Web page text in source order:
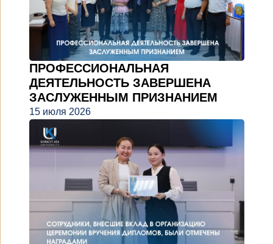
ПРОФЕССИОНАЛЬНАЯ
ДЕЯТЕЛЬНОСТЬ ЗАВЕРШЕНА
ЗАСЛУЖЕННЫМ ПРИЗНАНИЕМ
15 июля 2026